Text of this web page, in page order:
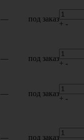
— под заказ
+ -
— под заказ
+ -
— под заказ
+ -
— под заказ